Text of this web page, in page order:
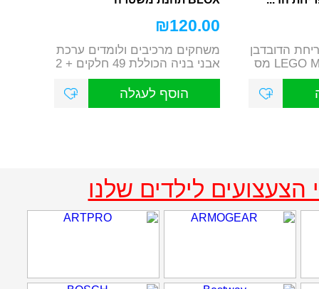
הדובדבן
21260 LEGO MINECRAFT מס
120.00
₪
משחקים מרכיבים ולומדים ערכת
אבני בניה הכוללת 49 חלקים + 2
דמויות כו...
הוסף לעגלה
הצעצועים לילדים שלנו